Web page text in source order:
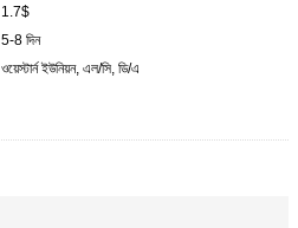
1.7$
5-8 দিন
ওয়েস্টার্ন ইউনিয়ন, এল/সি, ডি/এ